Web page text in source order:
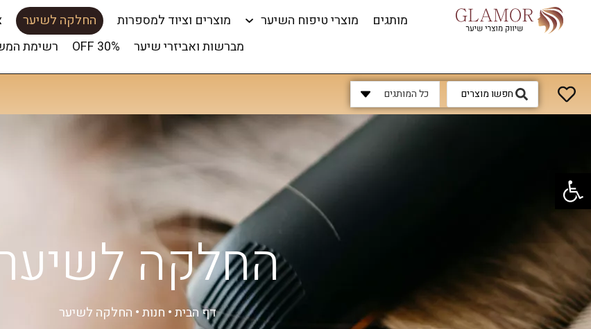
פתח סרגל נגישות
מותגים מוצרי טיפוח השיער מוצרים וציוד למספרות החלקה לשיער
מברשות ואביזרי שיער
OFF 30% רשימת
כל המותגים
החלקה
דף הבית• חנות• החלקה לשיער